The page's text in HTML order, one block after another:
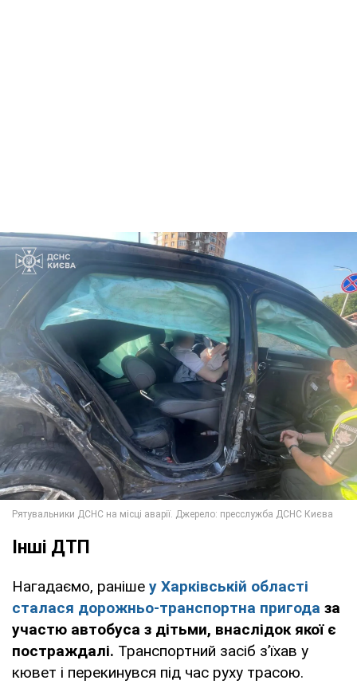
Інші ДТП
Нагадаємо, раніше у Харківській області
сталася дорожньо-транспортна пригода за
участю автобуса з дітьми, внаслідок якої є
постраждалі. Транспортний засіб з’їхав у
кювет і перекинувся під час руху трасою.